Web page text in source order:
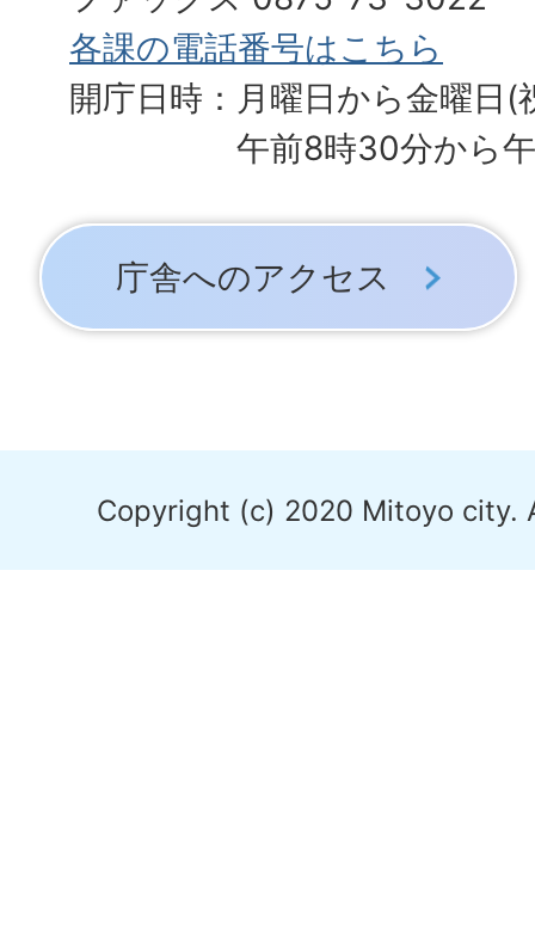
各課の電話番号はこちら
開庁日時：月曜日から金曜日(
午前8時30分から
庁舎へのアクセス
Copyright (c) 2020 Mitoyo city.